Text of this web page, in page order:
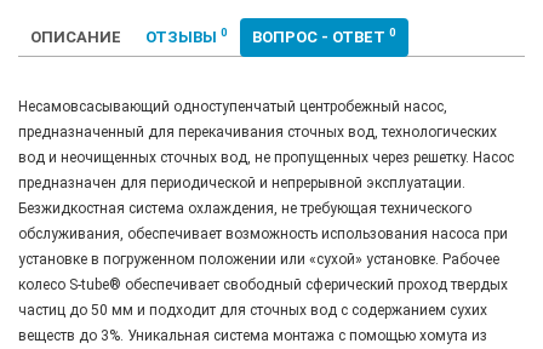
ОПИСАНИЕ ОТЗЫВЫ 0 ВОПРОС - ОТВЕТ 0
Несамовсасывающий одноступенчатый центробежный насос,
предназначенный для перекачивания сточных вод, технологических
вод и неочищенных сточных вод, не пропущенных через решетку. Насос
предназначен для периодической и непрерывной эксплуатации.
Безжидкостная система охлаждения, не требующая технического
обслуживания, обеспечивает возможность использования насоса при
установке в погруженном положении или «сухой» установке. Рабочее
колесо S-tube® обеспечивает свободный сферический проход твердых
частиц до 50 мм и подходит для сточных вод с содержанием сухих
веществ до 3%. Уникальная система монтажа с помощью хомута из